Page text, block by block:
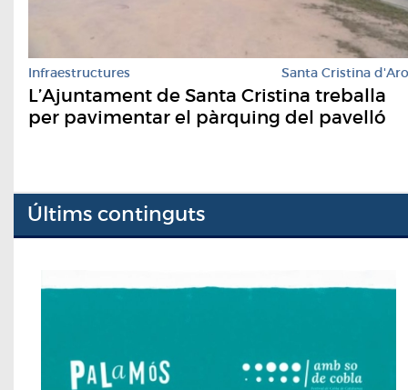
Infraestructures Santa Cristina d'Aro
L’Ajuntament de Santa Cristina treballa
per pavimentar el pàrquing del pavelló
Últims continguts